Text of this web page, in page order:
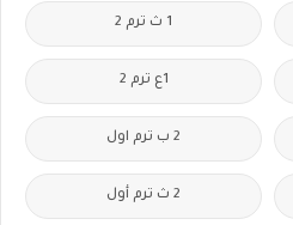
1 ث ترم 2
1ع ترم 2
2 ب ترم اول
2 ث ترم أول